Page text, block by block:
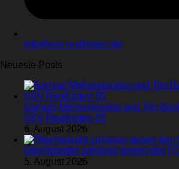
info@ssv-reutlingen.de
Neueste Posts
Samuel Melissopoulos und Tim
SSV Reutlingen 05
6. August 2026
Oberligastart zuhause gegen den
5. August 2026